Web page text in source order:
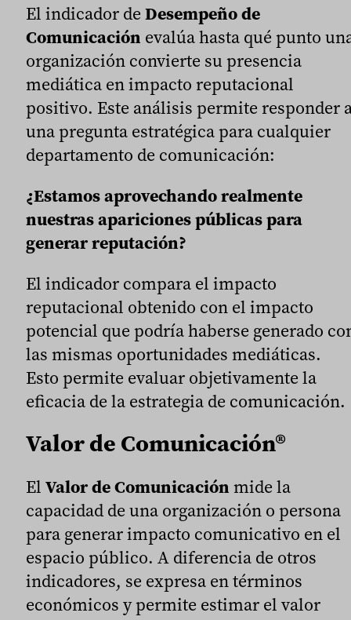
El indicador de Desempeño de
Comunicación evalúa hasta qué punto
organización convierte su presencia
mediática en impacto reputacional
positivo. Este análisis permite responder
una pregunta estratégica para cualquier
departamento de comunicación:
¿Estamos aprovechando realmente
nuestras apariciones públicas para
generar reputación?
El indicador compara el impacto
reputacional obtenido con el impacto
potencial que podría haberse generado
las mismas oportunidades mediáticas.
Esto permite evaluar objetivamente la
eficacia de la estrategia de comunicación.
Valor de Comunicación®
El Valor de Comunicación mide la
capacidad de una organización o persona
para generar impacto comunicativo en el
espacio público. A diferencia de otros
indicadores, se expresa en términos
económicos y permite estimar el valor